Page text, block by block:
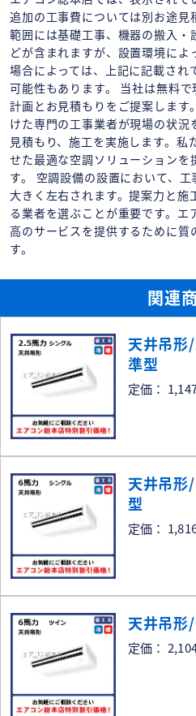
追加の工事費については別お途見
範囲には基礎工事、機器の搬入・
どが含まれますが、設置環境によ
場合によっては、上記に記載され
可能性もあります。 当社は無料
計画とお見積もりをご提案します
けた専門の工事業者が現場の状
見積もり、施工を実施します。私
せた最適な空調ソリューションを
す。 空調設備の設置において、
大きく左右されます。提案力と施
る業者を選ぶことが重要です。
高のサービスを提供するために質
す。
関連
天井吊
準型
定価：
天井吊
型
定価：
天井吊
定価：